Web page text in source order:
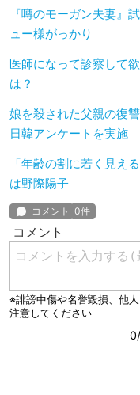
『噂のモーガン夫妻』
ュー様がっかり
医師になって診察して
は？
娘を殺された父親の復
日韓アンケートを実施
「年齢の割に若く見え
は野際陽子